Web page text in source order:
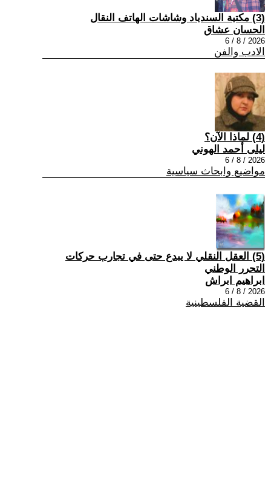
(3) مكتبة السندباد وشاشات الهاتف النقال
الحسان عشاق
2026 / 8 / 6
الادب والفن
(4) لماذا الآن؟
ليلى أحمد الهوني
2026 / 8 / 6
مواضيع وابحاث سياسية
(5) العقل النقلي لا يبدع حتى في تجارب حركات
التحرر الوطني
ابراهيم ابراش
2026 / 8 / 6
القضية الفلسطينية